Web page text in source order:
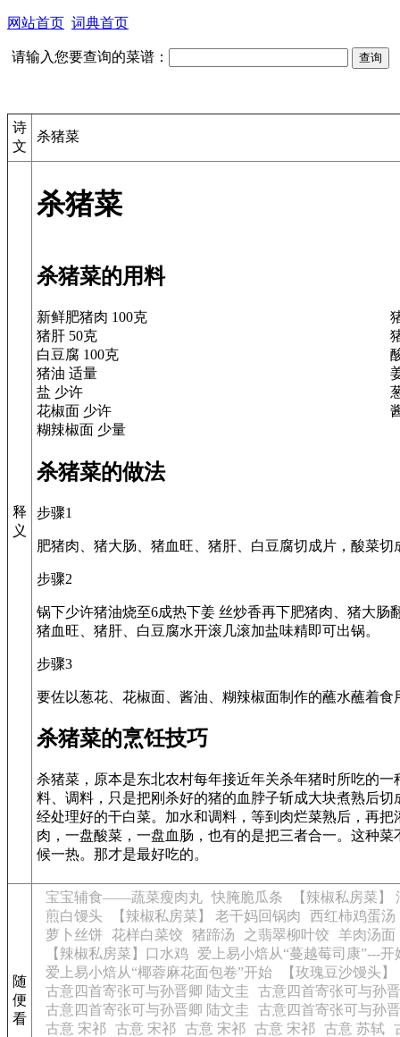
网站首页 词典首页
请输入您要查询的菜谱：
诗
文
杀猪菜
释
义
杀猪菜
杀猪菜的用料
新鲜肥猪肉 100克
猪肝 50克
白豆腐 100克
猪油 适量
盐 少许
花椒面 少许
糊辣椒面 少量
杀猪菜的做法
步骤1
肥猪肉、猪大肠、猪血旺、猪肝、白豆腐切成片，酸菜
步骤2
锅下少许猪油烧至6成热下姜 丝炒香再下肥猪肉、猪大肠
猪血旺、猪肝、白豆腐水开滚几滚加盐味精即可出锅。
步骤3
要佐以葱花、花椒面、酱油、糊辣椒面制作的蘸水蘸着食
杀猪菜的烹饪技巧
杀猪菜，原本是东北农村每年接近年关杀年猪时所吃的
料、调料，只是把刚杀好的猪的血脖子斩成大块煮熟后
经处理好的干白菜。加水和调料，等到肉烂菜熟后，再
肉，一盘酸菜，一盘血肠，也有的是把三者合一。这种
候一热。那才是最好吃的。
随
便
看
宝宝辅食——蔬菜瘦肉丸 快腌脆瓜条
【辣椒私房菜】
煎白馒头
【辣椒私房菜】 老干妈回锅肉
西红柿鸡蛋汤
萝卜丝饼
花样白菜饺 猪蹄汤 之翡翠柳叶饺
羊肉汤面
【辣椒私房菜】口水鸡
爱上易小焙从“蔓越莓司康”---开
爱上易小焙从“椰蓉麻花面包卷”开始
【玫瑰豆沙馒头】
古意四首寄张可与孙晋卿 陆文圭
古意四首寄张可与孙
古意四首寄张可与孙晋卿 陆文圭
古意四首寄张可与孙
古意 宋祁 古意 宋祁 古意 宋祁 古意 宋祁 古意 苏轼